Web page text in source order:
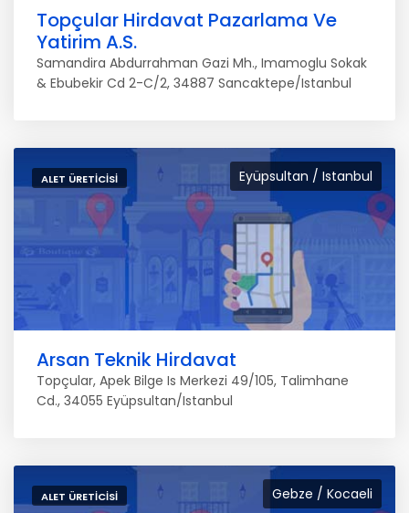
Topçular Hirdavat Pazarlama Ve
Yatirim A.S.
Samandira Abdurrahman Gazi Mh., Imamoglu Sokak
& Ebubekir Cd 2-C/2, 34887 Sancaktepe/Istanbul
Eyüpsultan / Istanbul
ALET ÜRETICISI
Arsan Teknik Hirdavat
Topçular, Apek Bilge Is Merkezi 49/105, Talimhane
Cd., 34055 Eyüpsultan/Istanbul
Gebze / Kocaeli
ALET ÜRETICISI